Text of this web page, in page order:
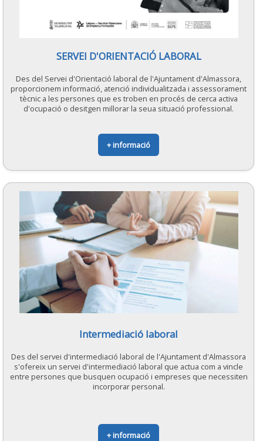
SERVEI D'ORIENTACIÓ LABORAL
Des del Servei d'Orientació laboral de l'Ajuntament d'Almassora,
proporcionem informació, atenció individualitzada i assessorament
tècnic a les persones que es troben en procés de cerca activa
d'ocupació o desitgen millorar la seua situació professional.
+ informació
Intermediació laboral
Des del servei d'intermediació laboral de l'Ajuntament d'Almassora
s'ofereix un servei d'intermediació laboral que actua com a vincle
entre persones que busquen ocupació i empreses que necessiten
incorporar personal.
+ informació